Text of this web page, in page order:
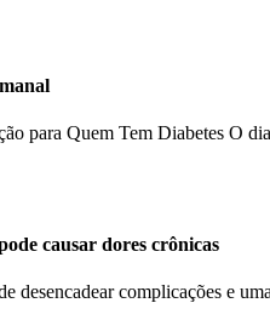
para Quem Tem Diabetes O
causar dores crônicas
desencadear complicações e